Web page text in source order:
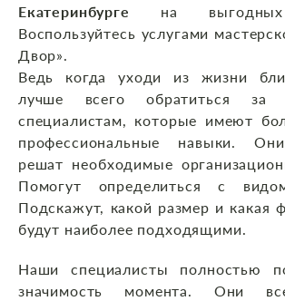
Екатеринбурге на выгодных
Воспользуйтесь услугами
Двор».
Ведь когда уходи из жизни
лучше всего обратиться
специалистам, которые имеют
профессиональные навыки.
решат необходимые
Помогут определиться с
Подскажут, какой размер и какая
будут наиболее подходящими.
Наши специалисты полностью
значимость момента. Они